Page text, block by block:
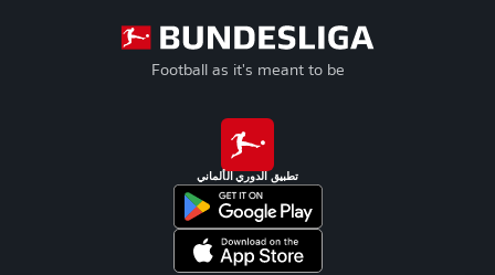
Football as it's meant to be
تطبيق الدوري الألماني